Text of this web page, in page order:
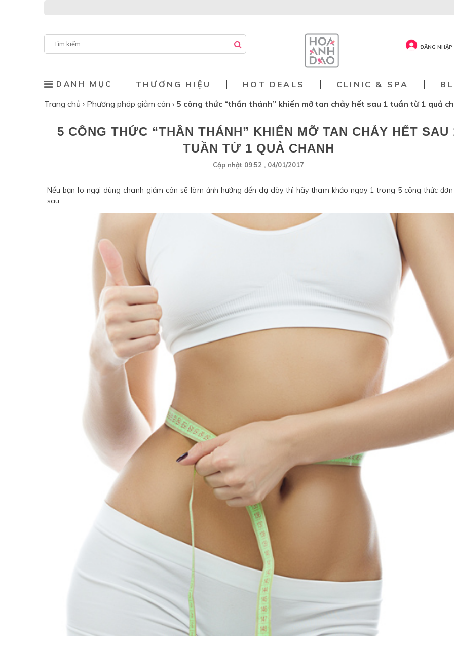
ĐĂNG NHẬP
DANH MỤC THƯƠNG HIỆU HOT DEALS CLINIC & SPA
Trang chủ › Phương pháp giảm cân › 5 công thức “thần thánh” khiến mỡ tan chảy hết sau 1 tuần từ 1 quả
5 CÔNG THỨC “THẦN THÁNH” KHIẾN MỠ TAN CHẢY HẾT SAU
TUẦN TỪ 1 QUẢ CHANH
Cập nhật 09:52 , 04/01/2017
Nếu bạn lo ngại dùng chanh giảm cân sẽ làm ảnh hưởng đến dạ dày thì hãy tham khảo ngay 1 trong 5 công thức
sau.